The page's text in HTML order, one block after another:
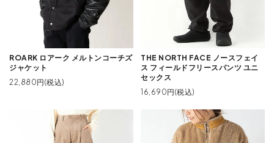
ROARK ロアーク メルトンコーチズ
ジャケット
22,880円(税込)
THE NORTH FACE ノースフェイ
ス フィールドフリースパンツ ユニ
セックス
16,690円(税込)